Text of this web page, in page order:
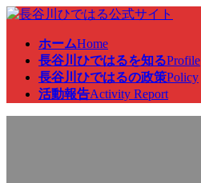
コ
ス
ナ
ン
ホームHome
長谷川ひではるを知るProfile
長谷川ひではるの政策Policy
活動報告Activity Report